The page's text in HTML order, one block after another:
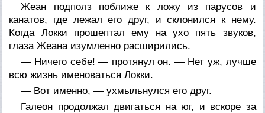
Жеан подполз поближе к ложу из парусов и
канатов, где лежал его друг, и склонился к нему.
Когда Локки прошептал ему на ухо пять звуков,
глаза Жеана изумленно расширились.
— Ничего себе! — протянул он. — Нет уж, лучше
всю жизнь именоваться Локки.
— Вот именно, — ухмыльнулся его друг.
Галеон продолжал двигаться на юг, и вскоре за